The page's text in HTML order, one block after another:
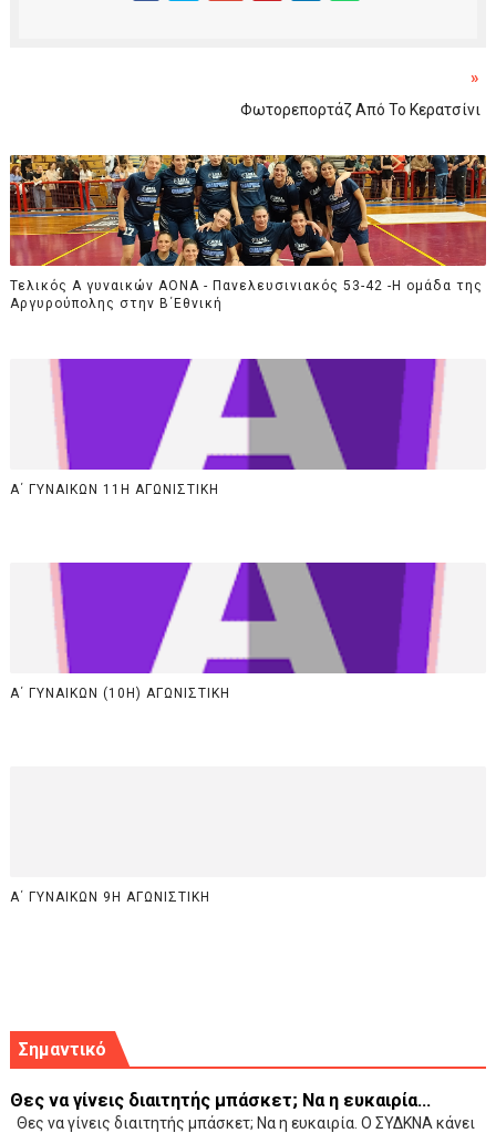
»
Φωτορεπορτάζ Από Το Κερατσίνι
Τελικός Α γυναικών ΑΟΝΑ - Πανελευσινιακός 53-42 -Η ομάδα της
Αργυρούπολης στην Β΄Εθνική
Α΄ ΓΥΝΑΙΚΩΝ 11Η ΑΓΩΝΙΣΤΙΚΗ
Α΄ ΓΥΝΑΙΚΩΝ (10Η) ΑΓΩΝΙΣΤΙΚΗ
Α΄ ΓΥΝΑΙΚΩΝ 9Η ΑΓΩΝΙΣΤΙΚΗ
Σημαντικό
Θες να γίνεις διαιτητής μπάσκετ; Να η ευκαιρία...
Θες να γίνεις διαιτητής μπάσκετ; Να η ευκαιρία. Ο ΣΥΔΚΝΑ κάνει